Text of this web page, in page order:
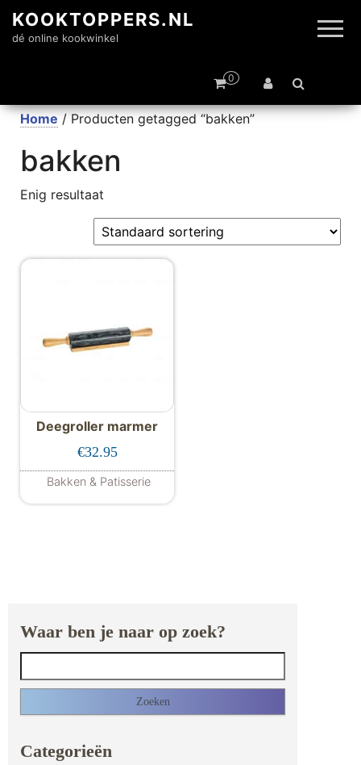
KOOKTOPPERS.NL
dé online kookwinkel
0
Home / Producten getagged “bakken”
bakken
Enig resultaat
Deegroller marmer
€32.95
Bakken & Patisserie
Waar ben je naar op zoek?
Categorieën